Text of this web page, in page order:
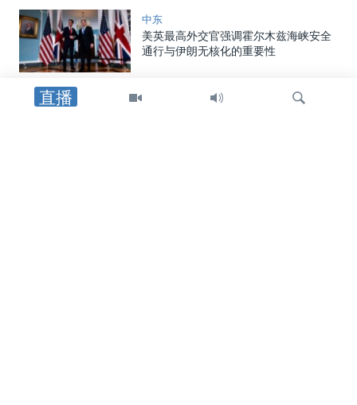
直播
中东
美英最高外交官强调霍尔木兹海峡安全
通行与伊朗无核化的重要性